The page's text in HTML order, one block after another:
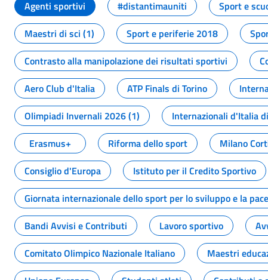
Agenti sportivi
#distantimauniti Sport e
Maestri di sci (1)
Sport e periferie 2018
Contrasto alla manipolazione dei risultati sportivi
Aero Club d'Italia
ATP Finals di Torino
Olimpiadi Invernali 2026 (1)
Internazionali d'Italia
Erasmus+
Riforma dello sport Milano
Consiglio d'Europa
Istituto per il Credito Sportivo
Giornata internazionale dello sport per lo sviluppo e la pace
Bandi Avvisi e Contributi
Lavoro sportivo
Comitato Olimpico Nazionale Italiano
Maestri